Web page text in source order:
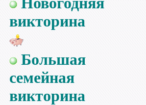
викторина
Большая
семейная
викторина